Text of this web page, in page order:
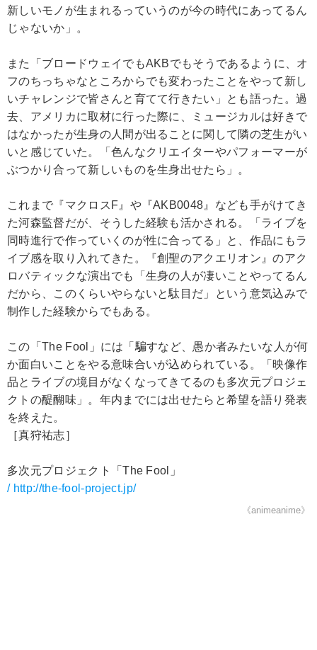
新しいモノが生まれるっていうのが今の時代にあってるん
じゃないか」。
また「ブロードウェイでもAKBでもそうであるように、オ
フのちっちゃなところからでも変わったことをやって新し
いチャレンジで皆さんと育てて行きたい」とも語った。過
去、アメリカに取材に行った際に、ミュージカルは好きで
はなかったが生身の人間が出ることに関して隣の芝生がい
いと感じていた。「色んなクリエイターやパフォーマーが
ぶつかり合って新しいものを生身出せたら」。
これまで『マクロスF』や『AKB0048』なども手がけてき
た河森監督だが、そうした経験も活かされる。「ライブを
同時進行で作っていくのが性に合ってる」と、作品にもラ
イブ感を取り入れてきた。『創聖のアクエリオン』のアク
ロバティックな演出でも「生身の人が凄いことやってるん
だから、このくらいやらないと駄目だ」という意気込みで
制作した経験からでもある。
この「The Fool」には「騙すなど、愚か者みたいな人が何
か面白いことをやる意味合いが込められている。「映像作
品とライブの境目がなくなってきてるのも多次元プロジェ
クトの醍醐味」。年内までには出せたらと希望を語り発表
を終えた。
［真狩祐志］
多次元プロジェクト「The Fool」
/ http://the-fool-project.jp/
《animeanime》